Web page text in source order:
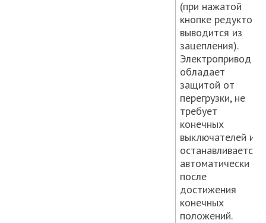
(при нажатой
кнопке редуктор
выводится из
зацепления).
Электропривод
обладает
защитой от
перегрузки, не
требует
конечных
выключателей и
останавливается
автоматически
после
достижения
конечных
положений.